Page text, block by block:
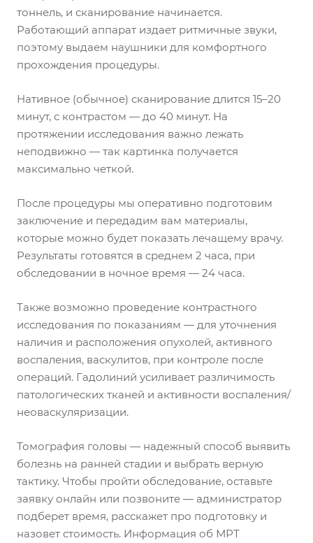
тоннель, и сканирование начинается.
Работающий аппарат издает ритмичные звуки,
поэтому выдаем наушники для комфортного
прохождения процедуры.
Нативное (обычное) сканирование длится 15–20
минут, с контрастом — до 40 минут. На
протяжении исследования важно лежать
неподвижно — так картинка получается
максимально четкой.
После процедуры мы оперативно подготовим
заключение и передадим вам материалы,
которые можно будет показать лечащему врачу.
Результаты готовятся в среднем 2 часа, при
обследовании в ночное время — 24 часа.
Также возможно проведение контрастного
исследования по показаниям — для уточнения
наличия и расположения опухолей, активного
воспаления, васкулитов, при контроле после
операций. Гадолиний усиливает различимость
патологических тканей и активности воспаления/
неоваскуляризации.
Томография головы — надежный способ выявить
болезнь на ранней стадии и выбрать верную
тактику. Чтобы пройти обследование, оставьте
заявку онлайн или позвоните — администратор
подберет время, расскажет про подготовку и
назовет стоимость. Информация об МРТ